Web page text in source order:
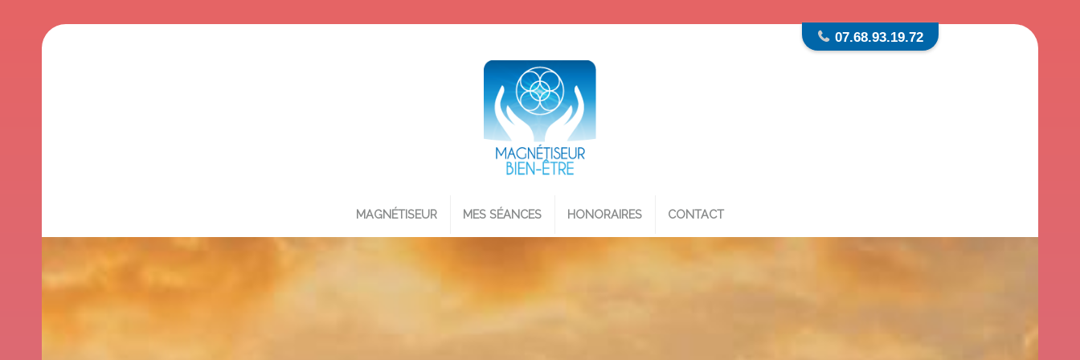
07.68.93.19.72
MAGNÉTISEUR MES SÉANCES HONORAIRES CONTACT